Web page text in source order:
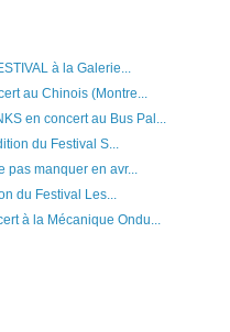
à la Galerie...
au Chinois (Montre...
en concert au Bus Pal...
du Festival S...
manquer en avr...
du Festival Les...
à la Mécanique Ondu...